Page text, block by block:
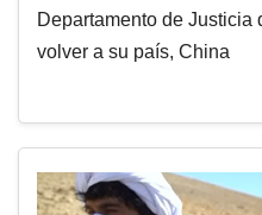
Departamento de Justicia
volver a su país, China